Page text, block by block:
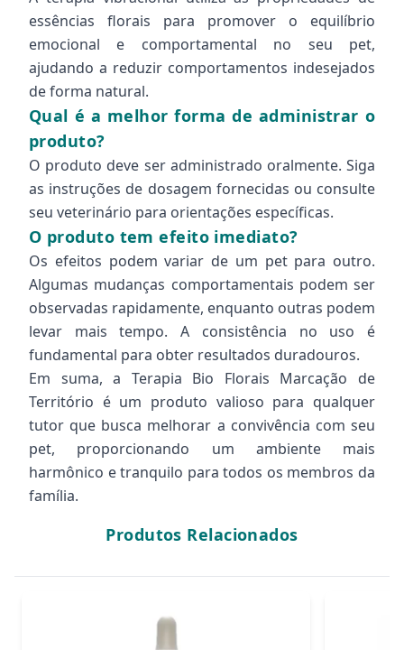
essências florais para promover o equilíbrio
emocional e comportamental no seu pet,
ajudando a reduzir comportamentos indesejados
de forma natural.
Qual é a melhor forma de administrar o
produto?
O produto deve ser administrado oralmente. Siga
as instruções de dosagem fornecidas ou consulte
seu veterinário para orientações específicas.
O produto tem efeito imediato?
Os efeitos podem variar de um pet para outro.
Algumas mudanças comportamentais podem ser
observadas rapidamente, enquanto outras podem
levar mais tempo. A consistência no uso é
fundamental para obter resultados duradouros.
Em suma, a Terapia Bio Florais Marcação de
Território é um produto valioso para qualquer
tutor que busca melhorar a convivência com seu
pet, proporcionando um ambiente mais
harmônico e tranquilo para todos os membros da
família.
Produtos Relacionados